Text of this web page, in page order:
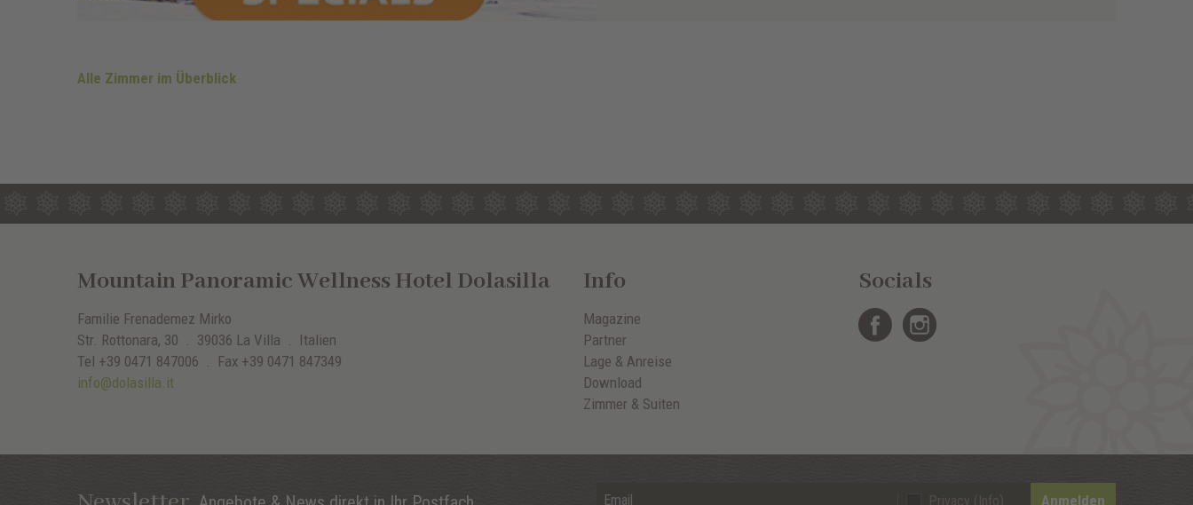
Alle Zimmer im Überblick
Mountain Panoramic Wellness Hotel Dolasilla
Familie Frenademez Mirko
Str. Rottonara, 30 . 39036 La Villa . Italien
Tel +39 0471 847006 Fax +39 0471 847349
info@dolasilla.it
Info
Magazine
Partner
Lage & Anreise
Download
Zimmer & Suiten
Socials
Anmelden